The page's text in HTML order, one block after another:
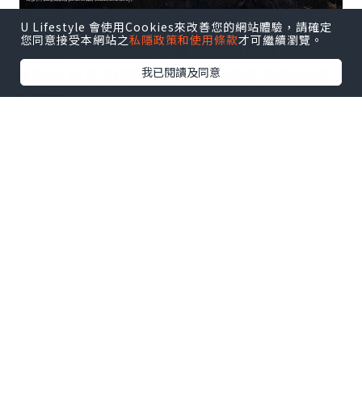
因為第一天大概是午後的時間到達~
媽媽本來安排的行程是在大街逛逛就回去
休息了~
U Lifestyle 會使用Cookies來改善您的網站體驗，請確定
您同意接受本網站之私隱政策和使用條款才可繼續瀏覽。
我已閱讀及同意